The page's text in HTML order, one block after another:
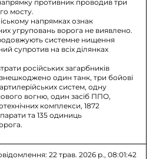
противник проводив три
мосту.
напрямках ознак
угруповань ворога не виявлено.
системне нищення
супротив на всіх ділянках
російських загарбників
один танк, три бойові
систем, одну
вогню, один засіб ППО,
комплекси, 1872
та 135 одиниць
22 трав. 2026 р., 08:01:42